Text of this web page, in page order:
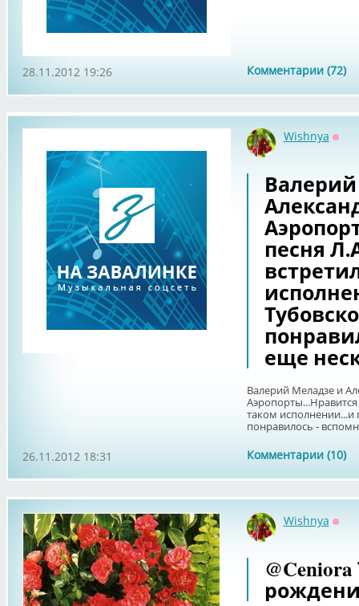
Комментарии (72)
28.11.2012 19:26
Wishnya
песня
еще
Валерий Меладзе и
Аэропорты...Нравится
таком
понравилось -
Комментарии (10)
26.11.2012 18:31
Wishnya